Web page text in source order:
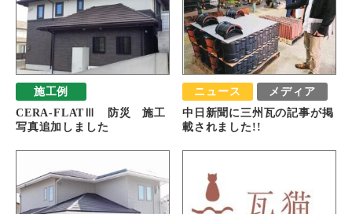
施工例
CERA-FLATⅢ 防災 施工
写真追加しました
ニュース メディア
中日新聞に三州瓦の記事が掲
載されました!!